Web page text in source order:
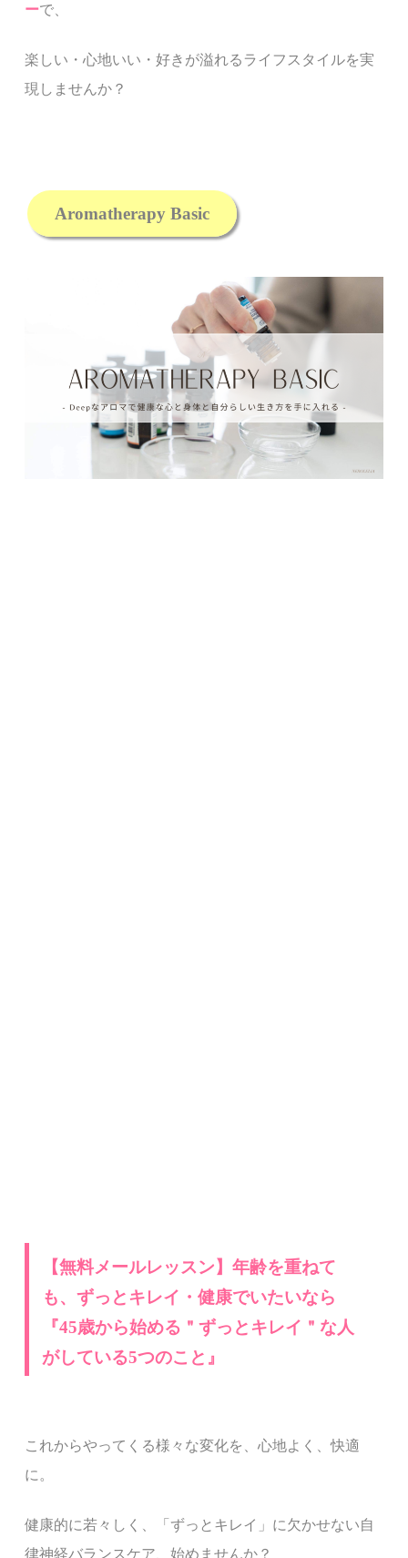
ーで、
楽しい・心地いい・好きが溢れるライフスタイルを実
現しませんか？
Aromatherapy Basic
【無料メールレッスン】年齢を重ねて
も、ずっとキレイ・健康でいたいなら
『45歳から始める ＂ずっとキレイ＂な人
がしている5つのこと』
これからやってくる様々な変化を、心地よく、快適
に。
健康的に若々しく、 「ずっとキレイ」に欠かせない自
律神経バランスケア、始めませんか？